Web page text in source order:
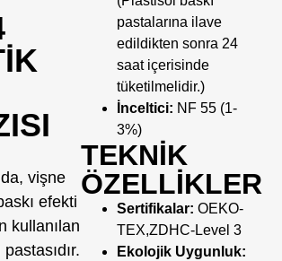
vişne
efekti
kullanılan
pastalarına ilave
edildikten sonra 24
saat içerisinde
tüketilmelidir.)
İnceltici: NF 55 (1-
3%)
TEKNİK
ÖZELLİKLER
Sertifikalar: OEKO-
TEX,ZDHC-Level 3
Ekolojik Uygunluk: